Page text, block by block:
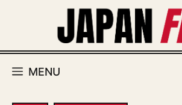
MENU